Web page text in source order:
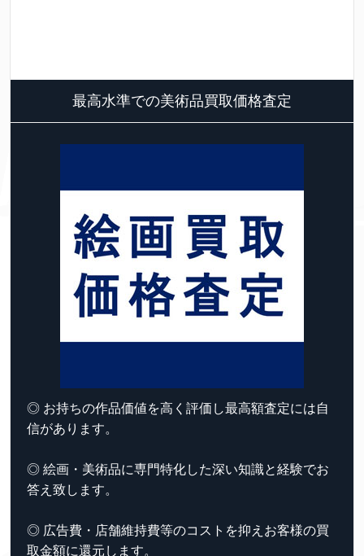
最高水準での美術品買取価格査定
◎ お持ちの作品価値を高く評価し最高額査定には自
信があります。
◎ 絵画・美術品に専門特化した深い知識と経験でお
答え致します。
◎ 広告費・店舗維持費等のコストを抑えお客様の買
取金額に還元します。